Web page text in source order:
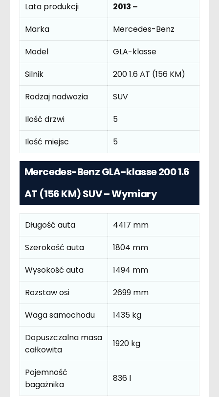
Lata produkcji
2013 –
Marka
Mercedes-Benz
Model
GLA-klasse
Silnik
200 1.6 AT (156 KM)
Rodzaj nadwozia
SUV
Ilość drzwi
5
Ilość miejsc
5
Mercedes-Benz GLA-klasse 200 1.6
AT (156 KM) SUV – Wymiary
Długość auta
4417 mm
Szerokość auta
1804 mm
Wysokość auta
1494 mm
Rozstaw osi
2699 mm
Waga samochodu
1435 kg
Dopuszczalna masa
całkowita
1920 kg
Pojemność
bagażnika
836 l